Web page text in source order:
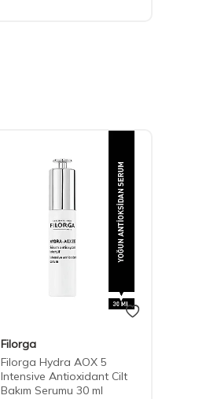
Filorga
Filorga Hydra AOX 5
Intensive Antioxidant Cilt
Bakım Serumu 30 ml